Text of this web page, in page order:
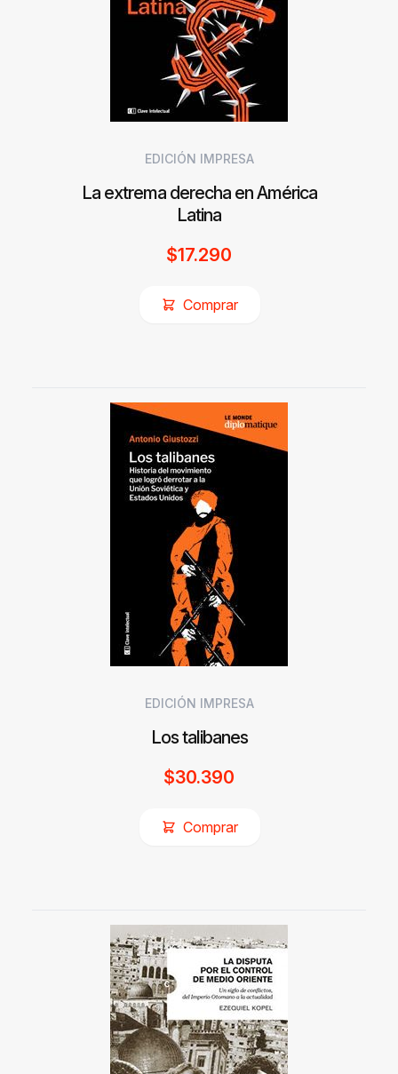
EDICIÓN IMPRESA
La extrema derecha en América
Latina
$17.290
Comprar
EDICIÓN IMPRESA
Los talibanes
$30.390
Comprar